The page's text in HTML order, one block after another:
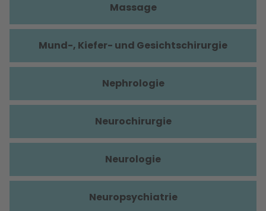
Massage
Mund-, Kiefer- und Gesichtschirurgie
Nephrologie
Neurochirurgie
Neurologie
Neuropsychiatrie